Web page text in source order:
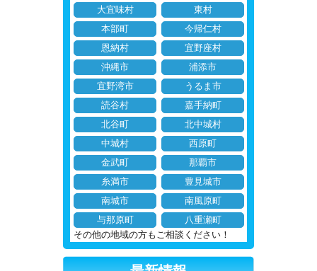
大宜味村
東村
本部町
今帰仁村
恩納村
宜野座村
沖縄市
浦添市
宜野湾市
うるま市
読谷村
嘉手納町
北谷町
北中城村
中城村
西原町
金武町
那覇市
糸満市
豊見城市
南城市
南風原町
与那原町
八重瀬町
その他の地域の方もご相談ください！